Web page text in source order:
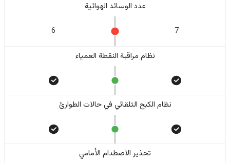
عدد الوسائد الهوائية
7
6
نظام مراقبة النقطة العمياء
نظام الكبح التلقائي في حالات الطوارئ
تحذير الاصطدام الأمامي